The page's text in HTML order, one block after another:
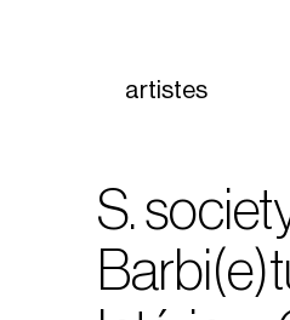
artistes
S.